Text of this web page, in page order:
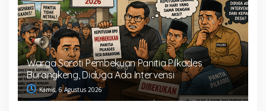
Warga Soroti Pembekuan Panitia Pilkades
Burangkeng, Diduga Ada Intervensi
Kamis, 6 Agustus 2026